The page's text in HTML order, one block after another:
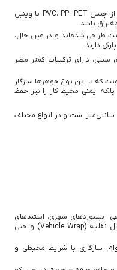
رول‌های اکو سالونت معمولاً دارای پایه‌هایی از جنس PVC، PP، PET یا وینیل
باشد
طراحی شده‌اند و در عین حال،
دارند
دارای ترکیبات کمتر مضر
که با این نوع جوهرها سازگار
ایمنی محیط کار را نیز حفظ
عرض رایج این رول‌ها معمولاً بین ۹۰ تا ۱۳۷ سانتی‌متر است و در انواع مختلف
بیلبوردهای شهری، استندهای
نمایشگاهی، لیبل‌های تبلیغاتی، گرافیک وسایل نقلیه (Vehicle Wrap) و حتی
سازگاری با شرایط محیطی و